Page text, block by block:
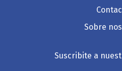
Sobre
Suscribite a